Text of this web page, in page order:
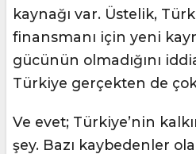
kaynağı var. Üstelik,
finansmanı için yeni
gücünün olmadığını
Türkiye gerçekten de
Ve evet; Türkiye’nin
şey. Bazı kaybedenler